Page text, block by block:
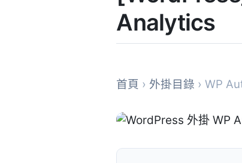
Analytics
首頁 › 外掛目錄 › WP